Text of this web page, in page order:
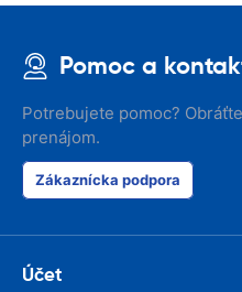
Pomoc a
Potrebujete pomoc?
prenájom.
Zákaznícka podpora
Účet